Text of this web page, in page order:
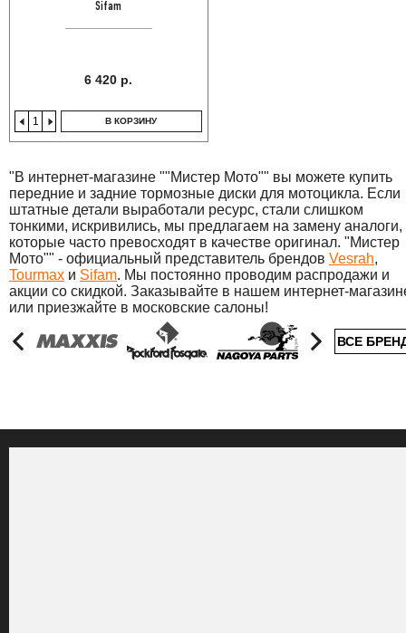
Sifam
6 420 р.
В КОРЗИНУ
"В интернет-магазине ""Мистер Мото"" вы можете купить
передние и задние тормозные диски для мотоцикла. Если
штатные детали выработали ресурс, стали слишком
тонкими, искривились, мы предлагаем на замену аналоги,
которые часто превосходят в качестве оригинал. "Мистер
Мото"" - официальный представитель брендов Vesrah,
Tourmax и Sifam. Мы постоянно проводим распродажи и
акции со скидкой. Заказывайте в нашем интернет-
или приезжайте в московские салоны!
ВСЕ